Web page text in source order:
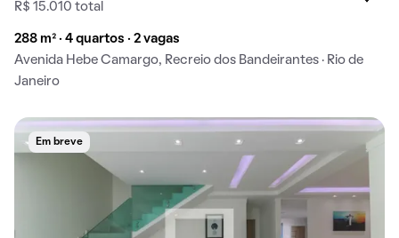
R$ 15.010 total
288 m² · 4 quartos · 2 vagas
Avenida Hebe Camargo, Recreio dos Bandeirantes · Rio de
Janeiro
Em breve